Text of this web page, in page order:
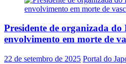
Presidente de organizada do
envolvimento em morte de
22 de setembro de 2025 Portal do